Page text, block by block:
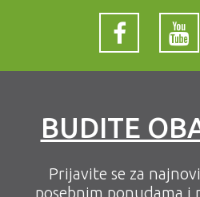
BUDITE
Prijavite se za
posebnim ponudama i